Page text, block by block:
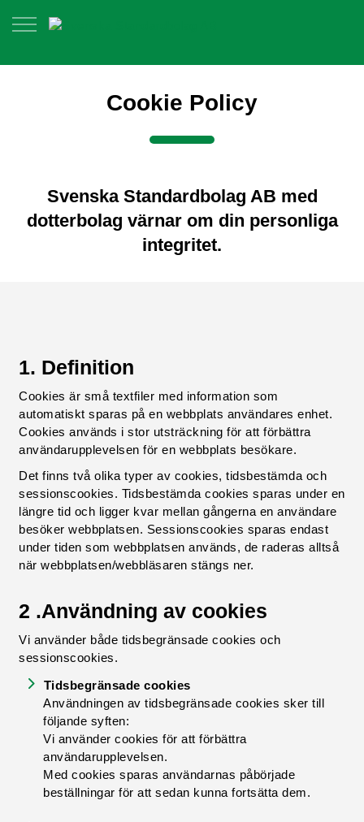
Cookie Policy
Svenska Standardbolag AB med
dotterbolag värnar om din personliga
integritet.
1. Definition
Cookies är små textfiler med information som
automatiskt sparas på en webbplats användares enhet.
Cookies används i stor utsträckning för att förbättra
användarupplevelsen för en webbplats besökare.
Det finns två olika typer av cookies, tidsbestämda och
sessionscookies. Tidsbestämda cookies sparas under en
längre tid och ligger kvar mellan gångerna en användare
besöker webbplatsen. Sessionscookies sparas endast
under tiden som webbplatsen används, de raderas alltså
när webbplatsen/webbläsaren stängs ner.
2 .Användning av cookies
Vi använder både tidsbegränsade cookies och
sessionscookies.
Tidsbegränsade cookies
Användningen av tidsbegränsade cookies sker till
följande syften:
Vi använder cookies för att förbättra
användarupplevelsen.
Med cookies sparas användarnas påbörjade
beställningar för att sedan kunna fortsätta dem.